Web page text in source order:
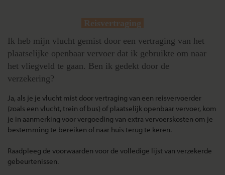
Reisvertraging
Ik heb mijn vlucht gemist door een vertraging van het
plaatselijke openbaar vervoer dat ik gebruikte om naar
het vliegveld te gaan. Ben ik gedekt door de
verzekering?
Ja, als je je vlucht mist door vertraging van een reisvervoerder
(zoals een vlucht, trein of bus) of plaatselijk openbaar vervoer, kom
je in aanmerking voor vergoeding van extra vervoerskosten om je
bestemming te bereiken of naar huis terug te keren.
Raadpleeg de voorwaarden voor de volledige lijst van verzekerde
gebeurtenissen.